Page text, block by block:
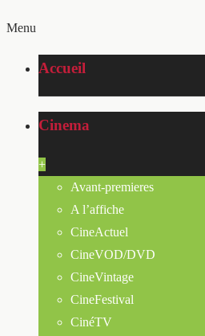
Menu
Accueil
Cinema
+
Avant-premieres
A l’affiche
CineActuel
CineVOD/DVD
CineVintage
CineFestival
CinéTV